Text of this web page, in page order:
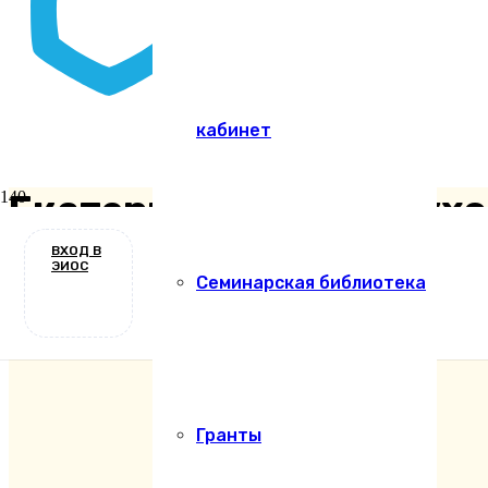
ВХОД В
ЭИОС
кабинет
Семинарская библиотека
Гранты
Екатеринодарская
абитуриентов на 2024/
2 года назад